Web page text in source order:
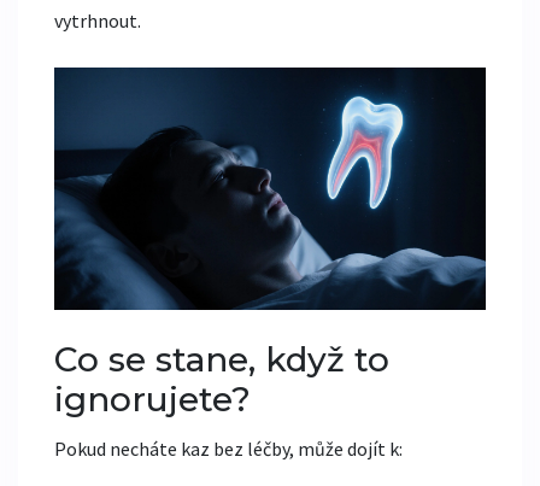
vytrhnout.
Co se stane, když to
ignorujete?
Pokud necháte kaz bez léčby, může dojít k: